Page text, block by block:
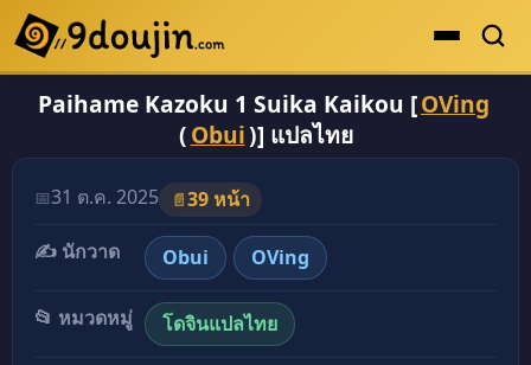
ดูเยอะสุด
คะแนนเยอะสุด
โดจินรูปสี
ระดับตำนาน
ยอดนิยม
เรื่องที่เก็บไว้
Paihame Kazoku 1 Suika Kaikou [OVing
(Obui)] แปลไทย
📅31 ต.ค. 2025 📄39 หน้า
✍️ นักวาด
Obui OVing
📂 หมวดหมู่ โดจินแปลไทย